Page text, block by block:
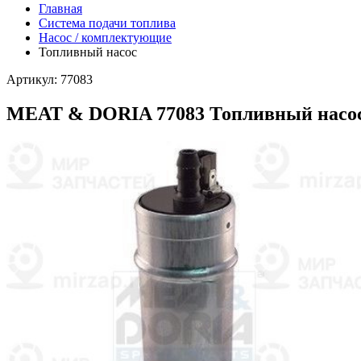
Главная
Система подачи топлива
Насос / комплектующие
Топливный насос
Артикул: 77083
MEAT & DORIA 77083 Топливный